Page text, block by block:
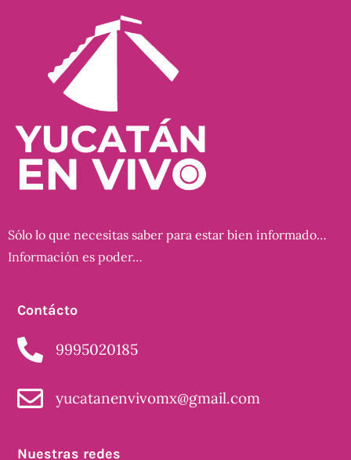
Sólo lo que necesitas saber para estar bien informado…
Información es poder…
Contácto
9995020185
yucatanenvivomx@gmail.com
Nuestras redes